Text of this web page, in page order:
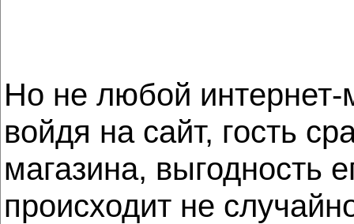
Но не любой интернет-
войдя на сайт, гость
магазина, выгодность
происходит не